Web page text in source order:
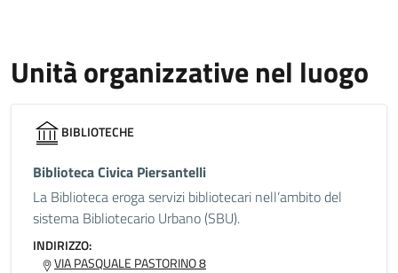
Unità organizzative nel luogo
BIBLIOTECHE
Biblioteca Civica Piersantelli
La Biblioteca eroga servizi bibliotecari nell’ambito del
sistema Bibliotecario Urbano (SBU).
INDIRIZZO:
VIA PASQUALE PASTORINO 8